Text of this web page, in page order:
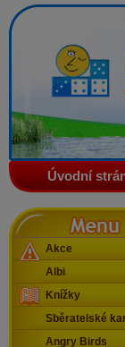
Domino -
Úvodní
Menu
Akce
Albi
Knížky
Sběratelské
Angry Birds